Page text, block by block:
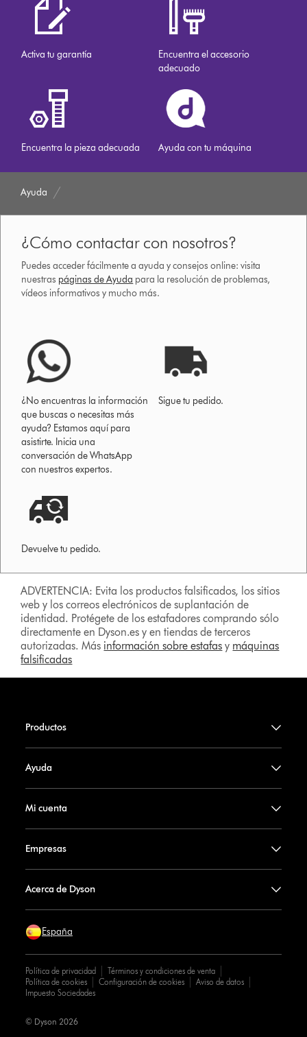
Activa tu garantía
Encuentra el accesorio
adecuado
Encuentra la pieza adecuada Ayuda con tu máquina
Ayuda
¿Cómo contactar con nosotros?
Puedes acceder fácilmente a ayuda y consejos online: visita
nuestras páginas de Ayuda para la resolución de problemas,
vídeos informativos y mucho más.
¿No encuentras la información
que buscas o necesitas más
ayuda? Estamos aquí para
asistirte. Inicia una
conversación de WhatsApp
con nuestros expertos.
Sigue tu pedido.
Devuelve tu pedido.
ADVERTENCIA: Evita los productos falsificados, los sitios
web y los correos electrónicos de suplantación de
identidad. Protégete de los estafadores comprando sólo
directamente en Dyson.es y en tiendas de terceros
autorizadas. Más información sobre estafas y máquinas
falsificadas
Productos
Ayuda
Mi cuenta
Empresas
Acerca de Dyson
España
Política de privacidad
Términos y condiciones de venta
Política de cookies
Configuración de cookies
Aviso de datos
Impuesto Sociedades
© Dyson 2026